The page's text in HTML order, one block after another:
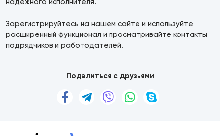
Зарегистрируйтесь на нашем сайте и используйте
расширенный функционал и просматривайте контакты
подрядчиков и работодателей.
Поделиться с друзьями